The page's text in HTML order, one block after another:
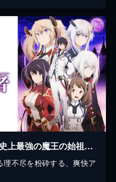
魔王学院の不適合者 ～史上最強の魔王の始祖、転生して子孫たちの学校へ通う～
不尽を粉砕する、爽快ア